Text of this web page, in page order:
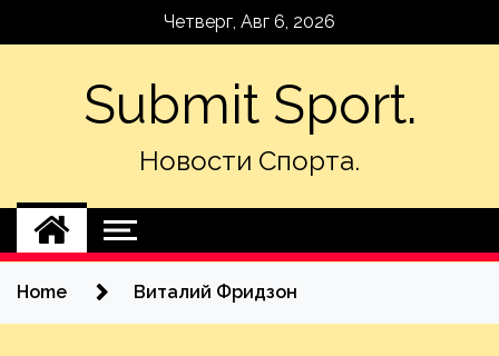
Четверг, Авг 6, 2026
Submit Sport.
Новости Спорта.
Home Виталий Фридзон